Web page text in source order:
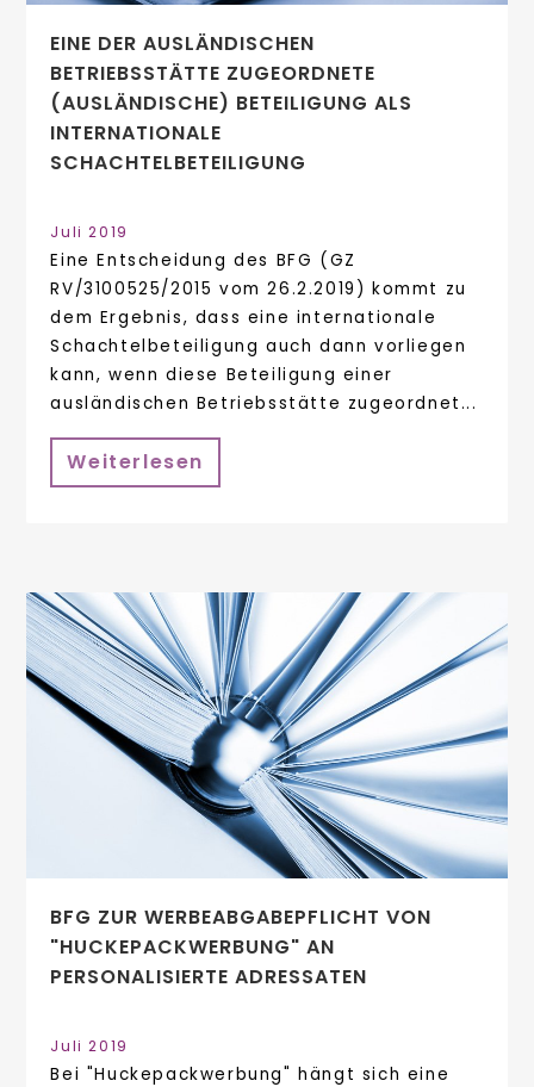
EINE DER AUSLÄNDISCHEN
BETRIEBSSTÄTTE ZUGEORDNETE
(AUSLÄNDISCHE) BETEILIGUNG ALS
INTERNATIONALE
SCHACHTELBETEILIGUNG
Juli 2019
Eine Entscheidung des BFG (GZ
RV/3100525/2015 vom 26.2.2019) kommt zu
dem Ergebnis, dass eine internationale
Schachtelbeteiligung auch dann vorliegen
kann, wenn diese Beteiligung einer
ausländischen Betriebsstätte zugeordnet...
Weiterlesen
BFG ZUR WERBEABGABEPFLICHT VON
"HUCKEPACKWERBUNG" AN
PERSONALISIERTE ADRESSATEN
Juli 2019
Bei "Huckepackwerbung" hängt sich eine